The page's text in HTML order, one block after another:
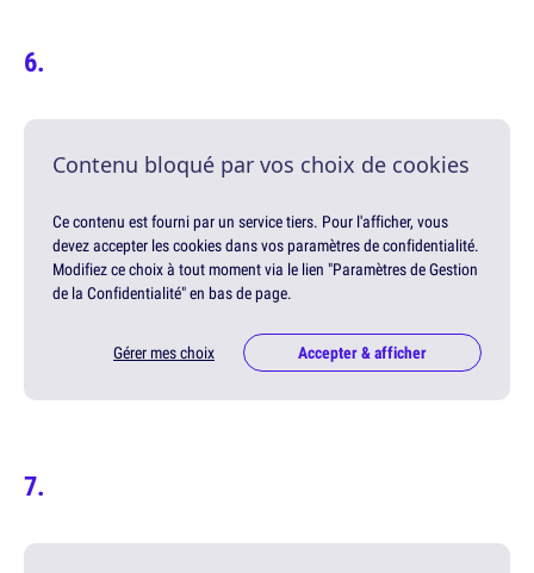
Contenu bloqué par vos choix de cookies
Ce contenu est fourni par un service tiers. Pour l'afficher, vous
devez accepter les cookies dans vos paramètres de confidentialité.
Modifiez ce choix à tout moment via le lien "Paramètres de Gestion
de la Confidentialité" en bas de page.
Gérer mes choix Accepter & afficher